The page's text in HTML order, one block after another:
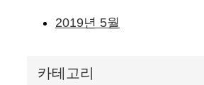
2019년 5월
카테고리